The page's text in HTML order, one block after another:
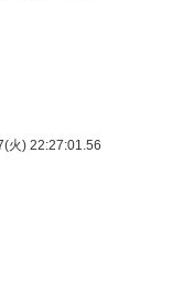
火) 22:27:01.56